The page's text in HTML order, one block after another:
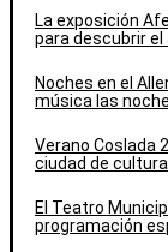
La exposición
para descubrir
Noches en el
música las
Verano Coslada
ciudad de
El Teatro
programación